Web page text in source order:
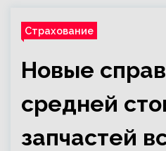
Страхование
Новые
средней
запчастей